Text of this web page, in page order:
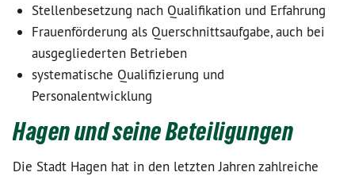
Stellenbesetzung nach Qualifikation und Erfahrung
Frauenförderung als Querschnittsaufgabe, auch bei
ausgegliederten Betrieben
systematische Qualifizierung und
Personalentwicklung
Hagen und seine Beteiligungen
Die Stadt Hagen hat in den letzten Jahren zahlreiche